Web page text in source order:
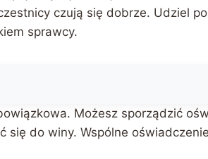
czują się dobrze. Udziel
sprawcy.
Możesz sporządzić
się do winy. Wspólne